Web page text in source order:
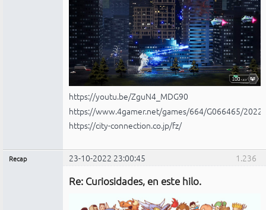
https://youtu.be/ZguN4_MDG90
https://www.4gamer.net/games/664/G066465/
https://city-connection.co.jp/fz/
1.236
Recap 23-10-2022 23:00:45
Re: Curiosidades, en este hilo.